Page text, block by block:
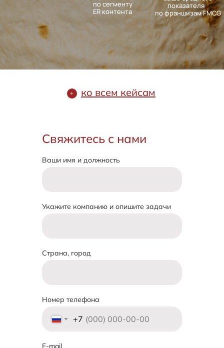
ко всем кейсам
Ваши имя и должность
Укажите компанию и опишите задачи
Страна, город
Номер телефона
+7
E-mail
Свяжитесь с нами
Адрес: 197374, Санкт−Петербург, а/я 31